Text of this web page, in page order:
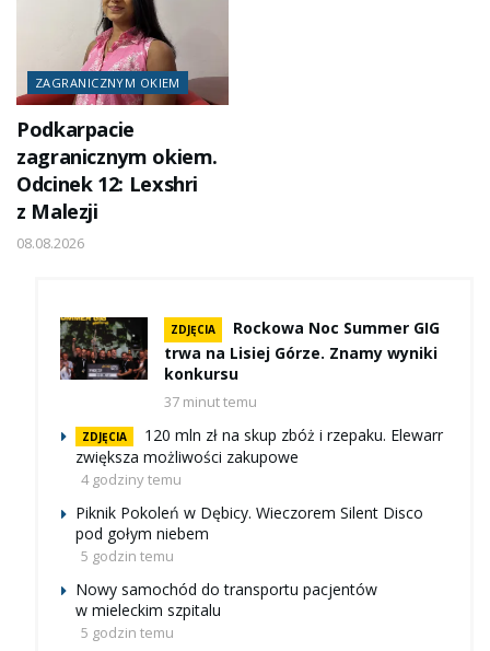
ZAGRANICZNYM OKIEM
Podkarpacie
zagranicznym okiem.
Odcinek 12: Lexshri
z Malezji
08.08.2026
ZDJĘCIA
Rockowa Noc Summer GIG
trwa na Lisiej Górze. Znamy wyniki
konkursu
37 minut temu
ZDJĘCIA
120 mln zł na skup zbóż i rzepaku. Elewarr
zwiększa możliwości zakupowe
4 godziny temu
Piknik Pokoleń w Dębicy. Wieczorem Silent Disco
pod gołym niebem
5 godzin temu
Nowy samochód do transportu pacjentów
w mieleckim szpitalu
5 godzin temu